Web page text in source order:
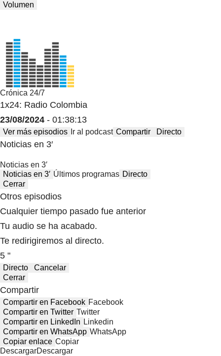
Volumen
Crónica 24/7
1x24: Radio Colombia
23/08/2024 - 01:38:13
Ver más episodios Ir al podcast Compartir Directo
Noticias en 3′
Noticias en 3′
Noticias en 3′ Últimos programas Directo
Cerrar
Otros episodios
Cualquier tiempo pasado fue anterior
Tu audio se ha acabado.
Te redirigiremos al directo.
5 "
Directo
Cancelar
Cerrar
Compartir
Compartir en Facebook Facebook
Compartir en Twitter Twitter
Compartir en LinkedIn Linkedin
Compartir en WhatsApp WhatsApp
Copiar enlace Copiar
DescargarDescargar